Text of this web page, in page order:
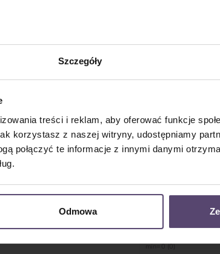
Szczegóły
treści i reklam, aby oferować funkcje
korzystasz z naszej witryny, udostępniamy
połączyć te informacje z innymi danymi
Odmowa
Kordel do
prowadzenia
Bedienlänge in cm
min=0 (0)